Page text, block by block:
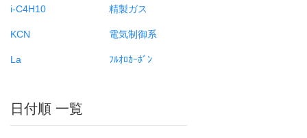
i-C4H10
KCN
La
精製ガス
電気制御系
ﾌﾙｵﾛｶｰﾎﾞﾝ
日付順 一覧